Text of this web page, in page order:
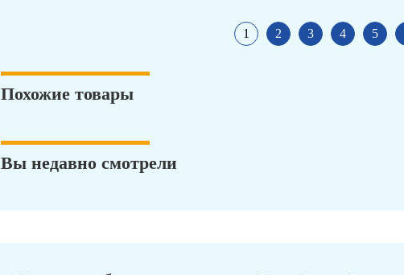
1 2 3 4 5
Похожие товары
Вы недавно смотрели